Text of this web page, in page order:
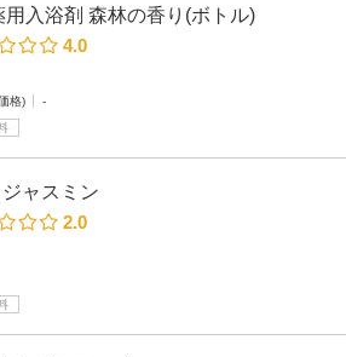
用入浴剤 森林の香り(ボトル)
4.0
格)
-
ャスミン
2.0